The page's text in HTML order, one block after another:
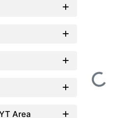
Area
Loading...